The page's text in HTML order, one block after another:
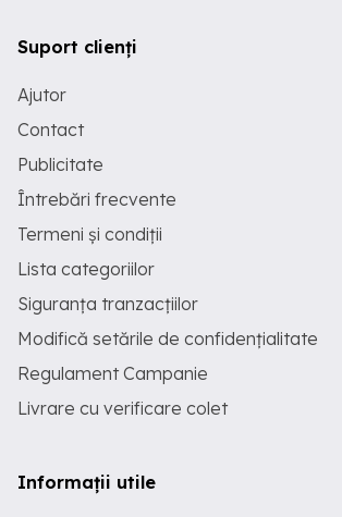
Suport clienți
Ajutor
Contact
Publicitate
Întrebări frecvente
Termeni și condiții
Lista categoriilor
Siguranța tranzacțiilor
Modifică setările de confidențialitate
Regulament Campanie
Livrare cu verificare colet
Informații utile